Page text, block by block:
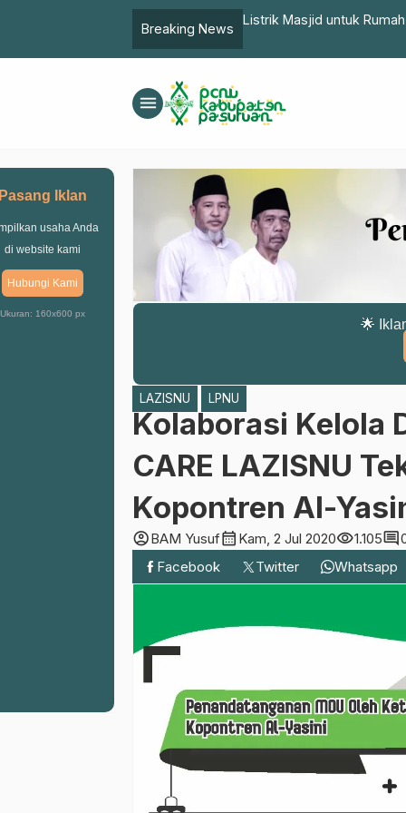
Breaking News
Listrik Masjid untuk
menu
🌟
LAZISNU LPNU
Kolaborasi Kelola
CARE LAZISNU
Kopontren Al-
account_circleBAM Yusufcalendar_month Kam, 2 Jul 2020visibility1.105comment
Facebook
Twitter Whatsapp
Iklan
usaha Anda
di website kami
Hubungi Kami
Ukuran: 160x600 px